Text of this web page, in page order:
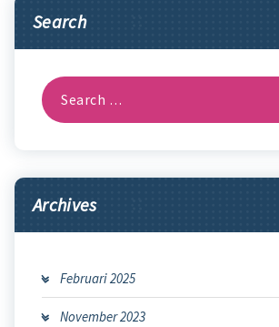
Search
Search
for:
Archives
Februari 2025
November 2023